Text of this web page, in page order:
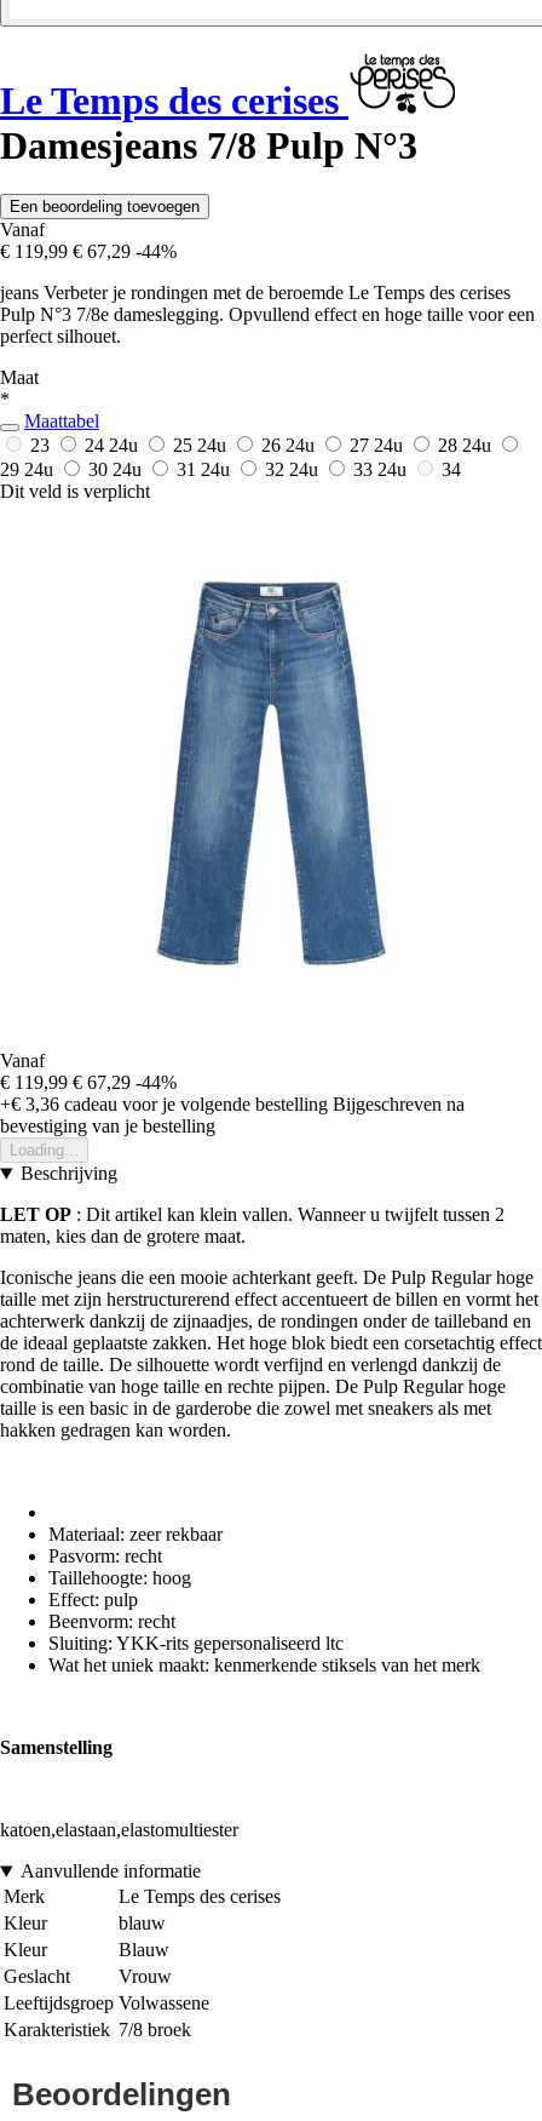
Le Temps des cerises
Damesjeans 7/8 Pulp N°3
Een beoordeling toevoegen
Vanaf
€ 119,99 € 67,29 -44%
jeans Verbeter je rondingen met de beroemde Le Temps des cerises
Pulp N°3 7/8e dameslegging. Opvullend effect en hoge taille voor een
perfect silhouet.
Maat
*
Maattabel
23
24 24u 25 24u 26 24u 27 24u 28 24u
29 24u 30 24u 31 24u 32 24u 33 24u
34
Dit veld is verplicht
Vanaf
€ 119,99 € 67,29 -44%
+€ 3,36 cadeau voor je volgende bestelling Bijgeschreven na
bevestiging van je bestelling
Loading...
Beschrijving
LET OP : Dit artikel kan klein vallen. Wanneer u twijfelt tussen 2
maten, kies dan de grotere maat.
Iconische jeans die een mooie achterkant geeft. De Pulp Regular hoge
taille met zijn herstructurerend effect accentueert de billen en vormt het
achterwerk dankzij de zijnaadjes, de rondingen onder de tailleband en
de ideaal geplaatste zakken. Het hoge blok biedt een corsetachtig effect
rond de taille. De silhouette wordt verfijnd en verlengd dankzij de
combinatie van hoge taille en rechte pijpen. De Pulp Regular hoge
taille is een basic in de garderobe die zowel met sneakers als met
hakken gedragen kan worden.
Materiaal: zeer rekbaar
Pasvorm: recht
Taillehoogte: hoog
Effect: pulp
Beenvorm: recht
Sluiting: YKK-rits gepersonaliseerd ltc
Wat het uniek maakt: kenmerkende stiksels van het merk
Samenstelling
katoen,elastaan,elastomultiester
Aanvullende informatie
Merk
Le Temps des cerises
Kleur
blauw
Kleur
Blauw
Geslacht
Vrouw
Leeftijdsgroep Volwassene
Karakteristiek 7/8 broek